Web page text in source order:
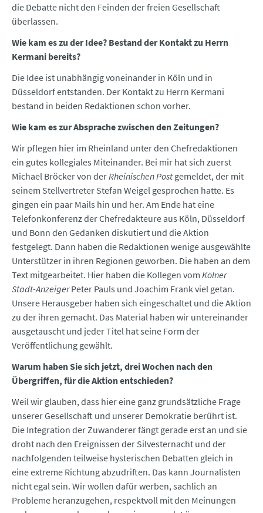
die Debatte nicht den Feinden der freien Gesellschaft
überlassen.
Wie kam es zu der Idee? Bestand der Kontakt zu Herrn
Kermani bereits?
Die Idee ist unabhängig voneinander in Köln und in
Düsseldorf entstanden. Der Kontakt zu Herrn Kermani
bestand in beiden Redaktionen schon vorher.
Wie kam es zur Absprache zwischen den Zeitungen?
Wir pflegen hier im Rheinland unter den Chefredaktionen
ein gutes kollegiales Miteinander. Bei mir hat sich zuerst
Michael Bröcker von derRheinischen Postgemeldet, der mit
seinem Stellvertreter Stefan Weigel gesprochen hatte. Es
gingen ein paar Mails hin und her. Am Ende hat eine
Telefonkonferenz der Chefredakteure aus Köln, Düsseldorf
und Bonn den Gedanken diskutiert und die Aktion
festgelegt. Dann haben die Redaktionen wenige ausgewählte
Unterstützer in ihren Regionen geworben. Die haben an dem
Text mitgearbeitet. Hier haben die Kollegen vom Kölner
Stadt-AnzeigerPeter Pauls und Joachim Frank viel getan.
Unsere Herausgeber haben sich eingeschaltet und die Aktion
zu der ihren gemacht. Das Material haben wir untereinander
ausgetauscht und jeder Titel hat seine Form der
Veröffentlichung gewählt.
Warum haben Sie sich jetzt, drei Wochen nach den
Übergriffen, für die Aktion entschieden?
Weil wir glauben, dass hier eine ganz grundsätzliche Frage
unserer Gesellschaft und unserer Demokratie berührt ist.
Die Integration der Zuwanderer fängt gerade erst an und sie
droht nach den Ereignissen der Silvesternacht und der
nachfolgenden teilweise hysterischen Debatten gleich in
eine extreme Richtung abzudriften. Das kann Journalisten
nicht egal sein. Wir wollen dafür werben, sachlich an
Probleme heranzugehen, respektvoll mit den Meinungen